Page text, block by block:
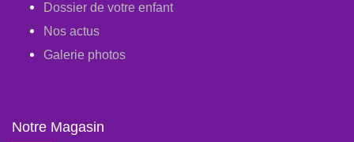
Dossier de votre enfant
Nos actus
Galerie photos
Notre Magasin